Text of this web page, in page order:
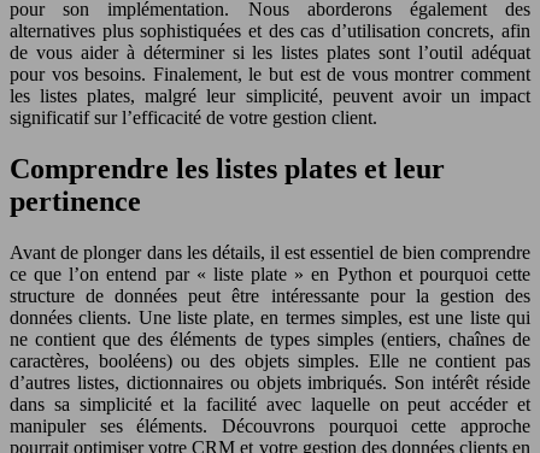
pour son implémentation. Nous aborderons également des
alternatives plus sophistiquées et des cas d’utilisation concrets, afin
de vous aider à déterminer si les listes plates sont l’outil adéquat
pour vos besoins. Finalement, le but est de vous montrer comment
les listes plates, malgré leur simplicité, peuvent avoir un impact
significatif sur l’efficacité de votre gestion client.
Comprendre les listes plates et leur
pertinence
Avant de plonger dans les détails, il est essentiel de bien comprendre
ce que l’on entend par « liste plate » en Python et pourquoi cette
structure de données peut être intéressante pour la gestion des
données clients. Une liste plate, en termes simples, est une liste qui
ne contient que des éléments de types simples (entiers, chaînes de
caractères, booléens) ou des objets simples. Elle ne contient pas
d’autres listes, dictionnaires ou objets imbriqués. Son intérêt réside
dans sa simplicité et la facilité avec laquelle on peut accéder et
manipuler ses éléments. Découvrons pourquoi cette approche
pourrait optimiser votre CRM et votre gestion des données clients en